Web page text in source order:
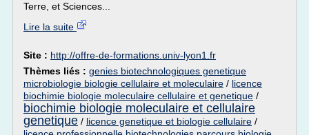
Terre, et Sciences...
Lire la suite
Site : http://offre-de-formations.univ-lyon1.fr
Thèmes liés : genies biotechnologiques genetique
microbiologie biologie cellulaire et moleculaire / licence
biochimie biologie moleculaire cellulaire et genetique /
biochimie biologie moleculaire et cellulaire
genetique / licence genetique et biologie cellulaire /